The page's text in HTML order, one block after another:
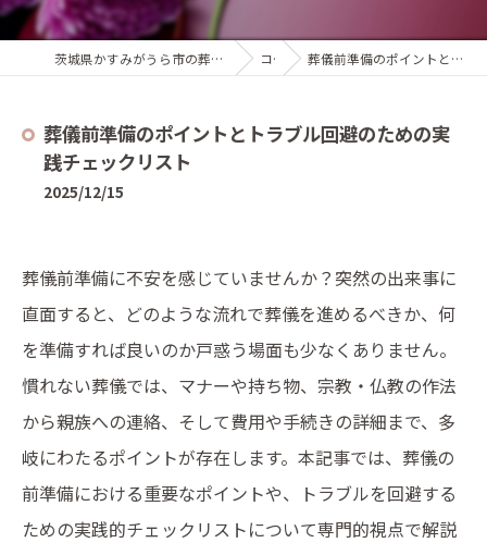
茨城県かすみがうら市の葬儀なら茨城葬祭サポート『いばサポのお葬式』 コラム 葬儀前準備のポイントとトラブル回避のための実践チェックリスト
葬儀前準備のポイントとトラブル回避のための実
践チェックリスト
2025/12/15
葬儀前準備に不安を感じていませんか？突然の出来事に
直面すると、どのような流れで葬儀を進めるべきか、何
を準備すれば良いのか戸惑う場面も少なくありません。
慣れない葬儀では、マナーや持ち物、宗教・仏教の作法
から親族への連絡、そして費用や手続きの詳細まで、多
岐にわたるポイントが存在します。本記事では、葬儀の
前準備における重要なポイントや、トラブルを回避する
ための実践的チェックリストについて専門的視点で解説